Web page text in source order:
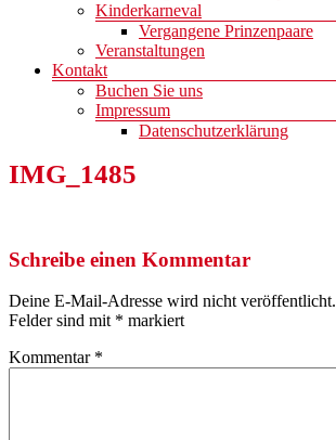
Kinderkarneval
Vergangene Prinzenpaare
Veranstaltungen
Kontakt
Buchen Sie uns
Impressum
Datenschutzerklärung
IMG_1485
Schreibe einen Kommentar
Deine E-Mail-Adresse wird nicht veröffentlicht.
Felder sind mit * markiert
Kommentar *